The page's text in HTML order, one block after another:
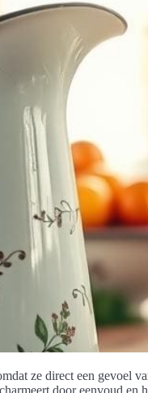
ze direct een gevoel